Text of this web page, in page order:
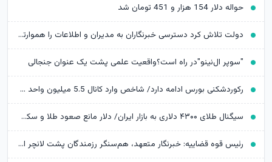
حواله دلار 154 هزار و 451 تومان شد
دولت تلاش کرد دسترسی خبرنگاران به مدیران و اطلاعات را هموارتر کند
"سوپر ال‌نینو"در راه است؟واقعیت علمی پشت یک عنوان جنجالی
رکوردشکنی بورس ادامه دارد/ شاخص وارد کانال 5.5 میلیون واحد شد
سیگنال طلای ۴۳۰۰ دلاری به بازار ایران/ دلار مانع صعود طلا و سکه می‌شود؟
رئیس قوه قضاییه: خبرنگار متعهد، هم‌سنگر رزمندگان پشت لانچر است